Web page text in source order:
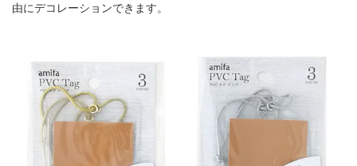
由にデコレーションできます。